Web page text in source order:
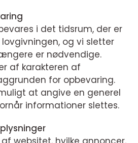
i det tidsrum, der er
og vi sletter
er nødvendige.
af karakteren af
for opbevaring.
at angive en generel
informationer slettes.